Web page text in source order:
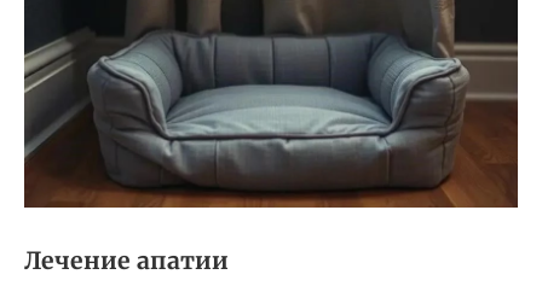
Лечение апатии